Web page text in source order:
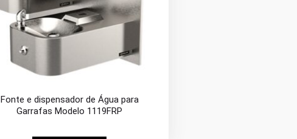
Fonte e dispensador de Água para
Garrafas Modelo 1119FRP